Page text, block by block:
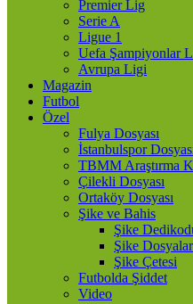
Premier Lig
Serie A
Ligue 1
Uefa Şampiyonlar
Avrupa Ligi
Magazin
Futbol
Özel
Fulya Dosyası
İstanbulspor
TBMM Araştırma
Çilekli Dosyası
Ortaköy Dosyası
Şike ve Bahis
Şike
Şike
Şike Çetesi
Futbolda Şiddet
Video